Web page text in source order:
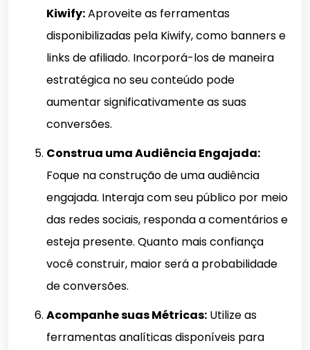
Kiwify:Aproveite as ferramentas
disponibilizadas pela Kiwify, como banners e
links de afiliado. Incorporá-los de maneira
estratégica no seu conteúdo pode
aumentar significativamente as suas
conversões.
Construa uma Audiência Engajada:
Foque na construção de uma audiência
engajada. Interaja com seu público por meio
das redes sociais, responda a comentários e
esteja presente. Quanto mais confiança
você construir, maior será a probabilidade
de conversões.
Acompanhe suas Métricas: Utilize as
ferramentas analíticas disponíveis para